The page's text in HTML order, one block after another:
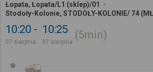
Łopata, Łopata/L1 (sklep)/01
Stodoły-Kolonie, STODOŁY-KOLONIE/ 74
10:20
07 sierpnia
10:25
07 sierpnia
5min